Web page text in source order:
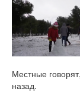
Местные
назад.